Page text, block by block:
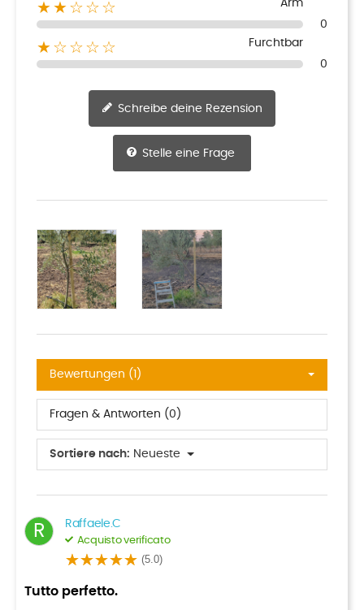
★★☆☆☆
Arm
0
★☆☆☆☆
Furchtbar
0
Schreibe deine Rezension
Stelle eine Frage
Bewertungen (1)
Fragen & Antworten (0)
Sortiere nach: Neueste
R Raffaele.C
Acquisto verificato
(5.0)
Tutto perfetto.